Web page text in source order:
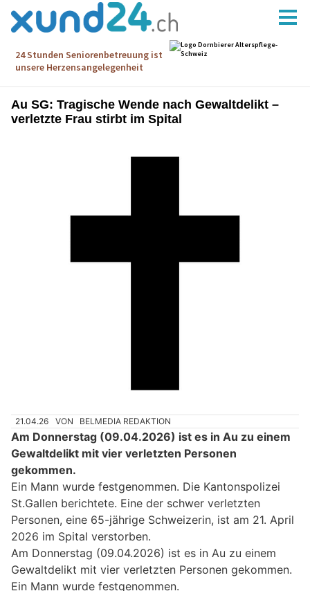
Au SG: Tragische Wende nach Gewaltdelikt –
verletzte Frau stirbt im Spital
21.04.26 VON BELMEDIA REDAKTION
Am Donnerstag (09.04.2026) ist es in Au zu einem
Gewaltdelikt mit vier verletzten Personen
gekommen.
Ein Mann wurde festgenommen. Die Kantonspolizei
St.Gallen berichtete. Eine der schwer verletzten
Personen, eine 65-jährige Schweizerin, ist am 21. April
2026 im Spital verstorben.
Am Donnerstag (09.04.2026) ist es in Au zu einem
Gewaltdelikt mit vier verletzten Personen gekommen.
Ein Mann wurde festgenommen.